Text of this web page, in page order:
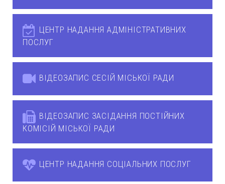
ЦЕНТР НАДАННЯ АДМІНІСТРАТИВНИХ
ПОСЛУГ
ВІДЕОЗАПИС СЕСІЙ МІСЬКОЇ РАДИ
ВІДЕОЗАПИС ЗАСІДАННЯ ПОСТІЙНИХ
КОМІСІЙ МІСЬКОЇ РАДИ
ЦЕНТР НАДАННЯ СОЦІАЛЬНИХ ПОСЛУГ